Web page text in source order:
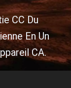
CC Du
En Un
CA.